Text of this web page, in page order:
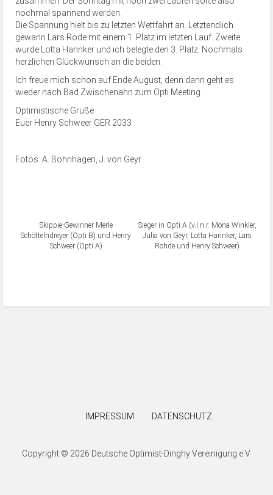
nochmal spannend werden.
Die Spannung hielt bis zu letzten Wettfahrt an. Letztendlich
gewann Lars Rode mit einem 1. Platz im letzten Lauf. Zweite
wurde Lotta Hannker und ich belegte den 3. Platz. Nochmals
herzlichen Glückwunsch an die beiden.
Ich freue mich schon auf Ende August, denn dann geht es
wieder nach Bad Zwischenahn zum Opti Meeting.
Optimistische Grüße
Euer Henry Schweer GER 2033
Fotos: A. Bohnhagen, J. von Geyr
Skippie-Gewinner Merle
Schöttelndreyer (Opti B) und Henry
Schweer (Opti A)
Sieger in Opti A (v.l.n.r. Mona Winkler,
Julia von Geyr, Lotta Hannker, Lars
Rohde und Henry Schweer)
IMPRESSUM DATENSCHUTZ
Copyright © 2026 Deutsche Optimist-Dinghy Vereinigung e.V.